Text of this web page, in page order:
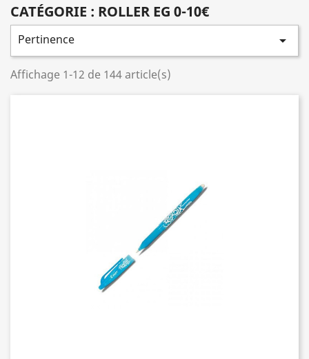
CATÉGORIE : ROLLER EG 0-10€
Pertinence 
Affichage 1-12 de 144 article(s)